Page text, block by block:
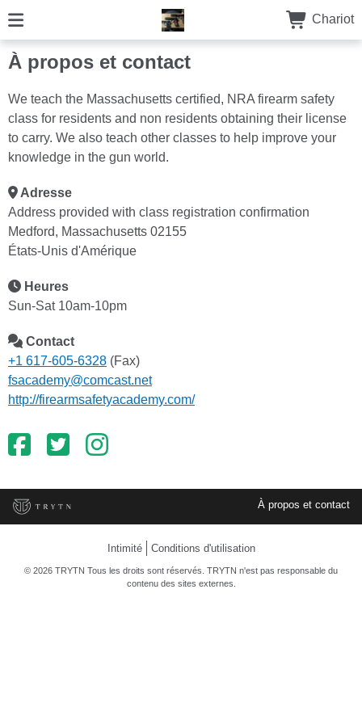
Chariot
À propos et contact
We teach the Massachusetts certified, NRA firearm safety
class for residents and non residents obtaining their license
to carry. We also teach other classes to help improve your
knowledge in the gun world.
Adresse
Address provided with class registration confirmation
Medford, Massachusetts 02155
États-Unis d'Amérique
Heures
Sun-Sat 10am-10pm
Contact
+1 617-605-6328 (Fax)
fsacademy@comcast.net
http://firearmsafetyacademy.com/
À propos et contact
Intimité Conditions d'utilisation
© 2026 TRYTN Tous les droits sont réservés. TRYTN n'est pas responsable du
contenu des sites externes.